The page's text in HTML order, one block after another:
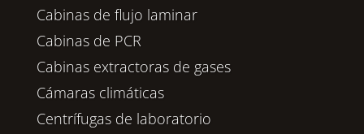
Cabinas de flujo laminar
Cabinas de PCR
Cabinas extractoras de gases
Cámaras climáticas
Centrífugas de laboratorio